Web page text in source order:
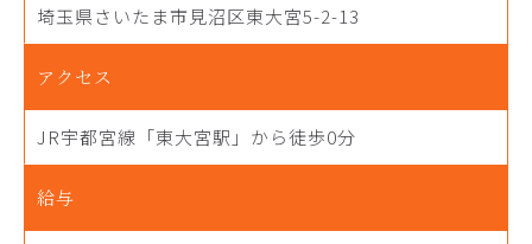
埼玉県さいたま市見沼区東大宮5-2-13
アクセス
JR宇都宮線「東大宮駅」から徒歩0分
給与